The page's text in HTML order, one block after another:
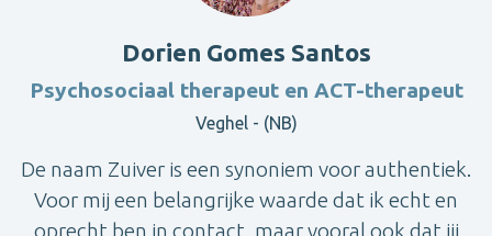
Dorien Gomes Santos
Psychosociaal therapeut en ACT-therapeut
Veghel - (NB)
De naam Zuiver is een synoniem voor authentiek.
Voor mij een belangrijke waarde dat ik echt en
oprecht ben in contact, maar vooral ook dat jij